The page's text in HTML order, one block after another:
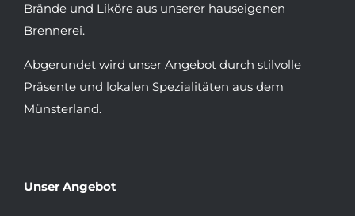
Brände und Liköre aus unserer hauseigenen
Brennerei.
Abgerundet wird unser Angebot durch stilvolle
Präsente und lokalen Spezialitäten aus dem
Münsterland.
Unser Angebot